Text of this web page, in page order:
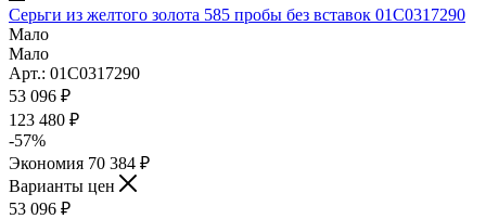
Серьги из желтого золота 585 пробы без вставок 01С0317290
Мало
Мало
Арт.: 01С0317290
53 096 ₽
123 480 ₽
-57%
Экономия 70 384 ₽
Варианты цен
53 096 ₽